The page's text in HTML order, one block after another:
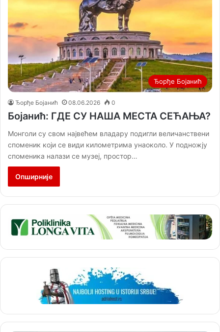
Ђорђе Бојанић
Ђорђе Бојанић 08.06.2026 0
Бојанић: ГДЕ СУ НАША МЕСТА СЕЋАЊА?
Монголи су свом највећем владару подигли величанствени
споменик који се види километрима унаоколо. У подножју
споменика налази се музеј, простор…
Опширније